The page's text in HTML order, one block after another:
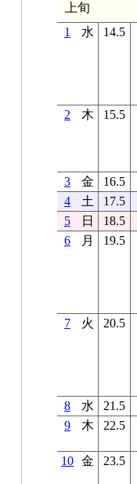
上旬
1
水 14.5
2
木 15.5
3
金
16.5
4
土 17.5
5
日 18.5
6
月 19.5
7
火 20.5
8
水
21.5
9
木 22.5
10 金 23.5